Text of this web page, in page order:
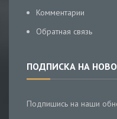
Комментарии
Обратная связь
ПОДПИСКА НА
Подпишись на наши